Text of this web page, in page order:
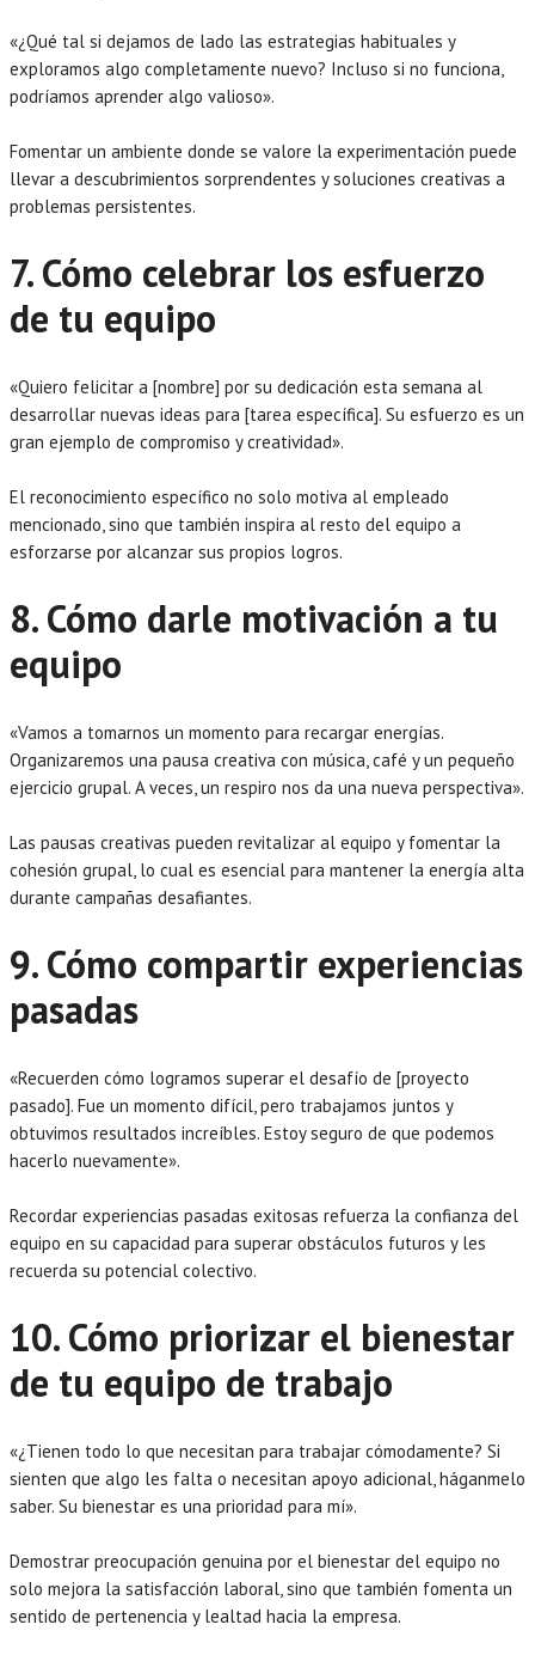
«¿Qué tal si dejamos de lado las estrategias habituales y
exploramos algo completamente nuevo? Incluso si no funciona,
podríamos aprender algo valioso».
Fomentar un ambiente donde se valore la experimentación puede
llevar a descubrimientos sorprendentes y soluciones creativas a
problemas persistentes.
7. Cómo celebrar los esfuerzo
de tu equipo
«Quiero felicitar a [nombre] por su dedicación esta semana al
desarrollar nuevas ideas para [tarea específica]. Su esfuerzo es un
gran ejemplo de compromiso y creatividad».
El reconocimiento específico no solo motiva al empleado
mencionado, sino que también inspira al resto del equipo a
esforzarse por alcanzar sus propios logros.
8. Cómo darle motivación a tu
equipo
«Vamos a tomarnos un momento para recargar energías.
Organizaremos una pausa creativa con música, café y un pequeño
ejercicio grupal. A veces, un respiro nos da una nueva perspectiva».
Las pausas creativas pueden revitalizar al equipo y fomentar la
cohesión grupal, lo cual es esencial para mantener la energía alta
durante campañas desafiantes.
9. Cómo compartir experiencias
pasadas
«Recuerden cómo logramos superar el desafío de [proyecto
pasado]. Fue un momento difícil, pero trabajamos juntos y
obtuvimos resultados increíbles. Estoy seguro de que podemos
hacerlo nuevamente».
Recordar experiencias pasadas exitosas refuerza la confianza del
equipo en su capacidad para superar obstáculos futuros y les
recuerda su potencial colectivo.
10. Cómo priorizar el bienestar
de tu equipo de trabajo
«¿Tienen todo lo que necesitan para trabajar cómodamente? Si
sienten que algo les falta o necesitan apoyo adicional, háganmelo
saber. Su bienestar es una prioridad para mí».
Demostrar preocupación genuina por el bienestar del equipo no
solo mejora la satisfacción laboral, sino que también fomenta un
sentido de pertenencia y lealtad hacia la empresa.